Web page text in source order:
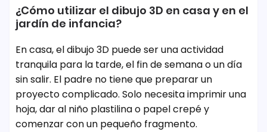
¿Cómo utilizar el dibujo 3D en casa y en el
jardín de infancia?
En casa, el dibujo 3D puede ser una actividad
tranquila para la tarde, el fin de semana o un día
sin salir. El padre no tiene que preparar un
proyecto complicado. Solo necesita imprimir una
hoja, dar al niño plastilina o papel crepé y
comenzar con un pequeño fragmento.